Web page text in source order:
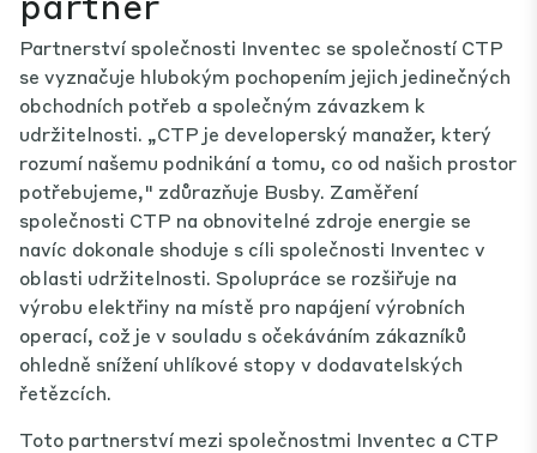
Partnerství společnosti Inventec se společností CTP
se vyznačuje hlubokým pochopením jejich jedinečných
obchodních potřeb a společným závazkem k
udržitelnosti. „CTP je developerský manažer, který
rozumí našemu podnikání a tomu, co od našich prostor
potřebujeme," zdůrazňuje Busby. Zaměření
společnosti CTP na obnovitelné zdroje energie se
navíc dokonale shoduje s cíli společnosti Inventec v
oblasti udržitelnosti. Spolupráce se rozšiřuje na
výrobu elektřiny na místě pro napájení výrobních
operací, což je v souladu s očekáváním zákazníků
ohledně snížení uhlíkové stopy v dodavatelských
řetězcích.
Toto partnerství mezi společnostmi Inventec a CTP